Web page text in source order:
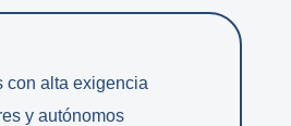
con alta exigencia
y autónomos